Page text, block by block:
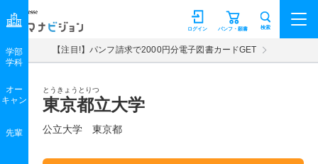
マナビジョン パンフ・願書
ログイン 検索
【注目!】パンフ請求で2000円分電子図書カードGET
とうきょうとりつ
東京都立大学
公立大学 東京都
学部
学科
オー
キャン
先輩